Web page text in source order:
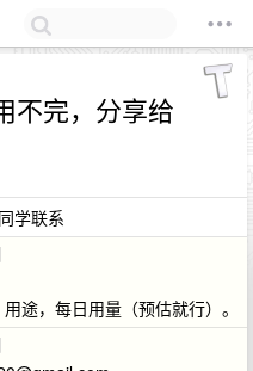
不完，分享给
学联系
途，每日用量（预估就行）。